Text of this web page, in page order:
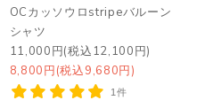
OCカッソウロstripeバルーン
シャツ
11,000円(税込12,100円)
8,800円(税込9,680円)
1件